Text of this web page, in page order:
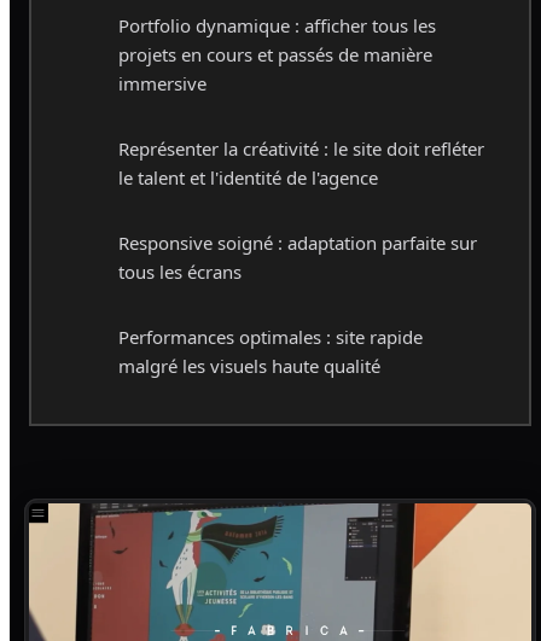
Portfolio dynamique : afficher tous les
projets en cours et passés de manière
immersive
Représenter la créativité : le site doit refléter
le talent et l'identité de l'agence
Responsive soigné : adaptation parfaite sur
tous les écrans
Performances optimales : site rapide
malgré les visuels haute qualité